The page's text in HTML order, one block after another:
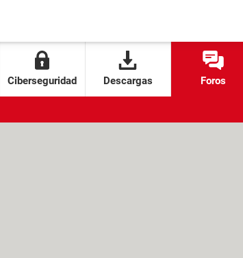
Ciberseguridad Descargas Foros